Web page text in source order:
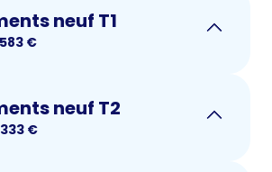
neuf T1
€
neuf T2
€